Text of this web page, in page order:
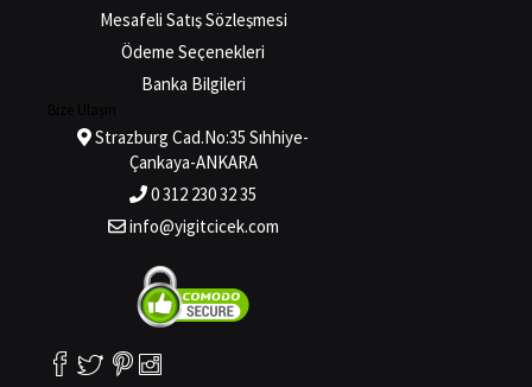
Mesafeli Satış Sözleşmesi
Ödeme Seçenekleri
Banka Bilgileri
Strazburg Cad.No:35 Sıhhiye-
Çankaya-ANKARA
0 312 230 32 35
info@yigitcicek.com